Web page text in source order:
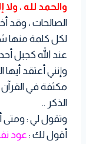
والحمد لله ، ولا
الصالحات ، وقد
لكل كلمة منها
عند الله كجبل
وإنني أعتقد أيها
مكثفة في
الذكر ..
وتقول لي : ومتى
أقول لك : عود